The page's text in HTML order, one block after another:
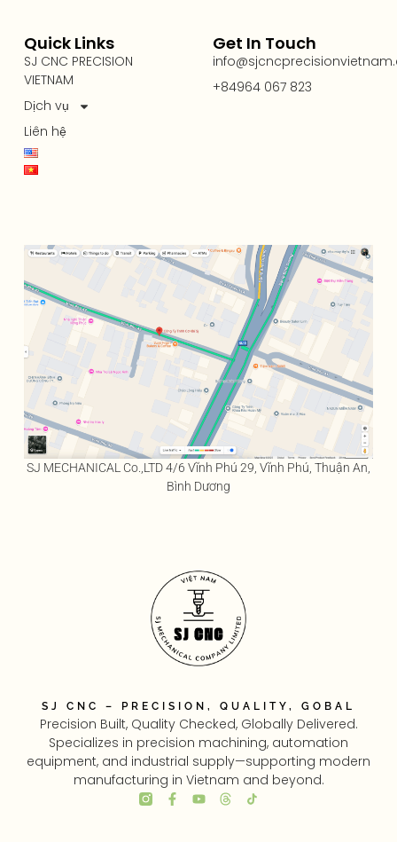
SJ CNC – PRECISION, QUALITY, GOBAL
Precision Built, Quality Checked, Globally Delivered.
Specializes in precision machining, automation
equipment, and industrial supply—supporting modern
manufacturing in Vietnam and beyond.
Quick Links
SJ CNC PRECISION
VIETNAM
Dịch vụ
Liên hệ
Get In Touch
+84964 067 823
SJ MECHANICAL Co.,LTD 4/6 Vĩnh Phú 29, Vĩnh Phú, Thuận An,
Bình Dương